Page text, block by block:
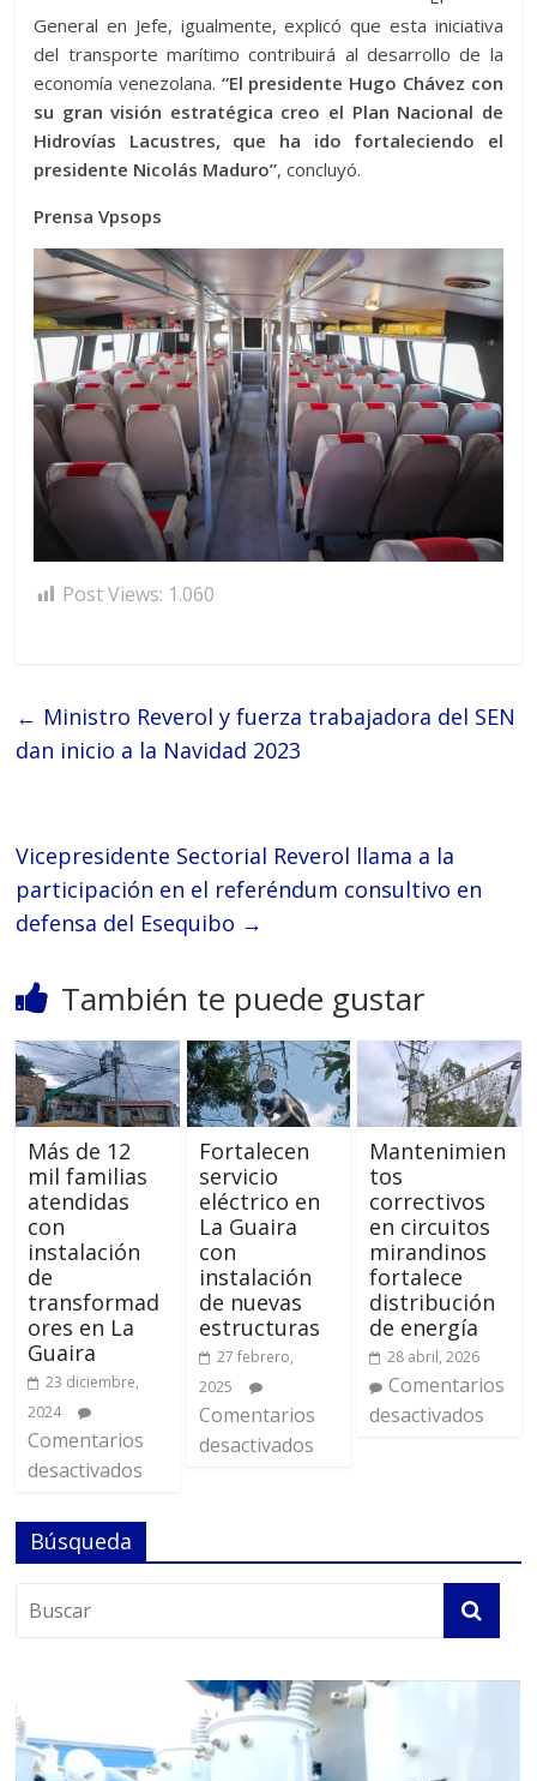
General en Jefe, igualmente, explicó que esta iniciativa
del transporte marítimo contribuirá al desarrollo de la
economía venezolana. “El presidente Hugo Chávez con
su gran visión estratégica creo el Plan Nacional de
Hidrovías Lacustres, que ha ido fortaleciendo el
presidente Nicolás Maduro”, concluyó.
Prensa Vpsops
Post Views: 1.060
← Ministro Reverol y fuerza trabajadora del SEN
dan inicio a la Navidad 2023
Vicepresidente Sectorial Reverol llama a la
participación en el referéndum consultivo en
defensa del Esequibo →
También te puede gustar
Más de 12
mil familias
atendidas
con
instalación
de
transformad
ores en La
Guaira
23 diciembre,
2024
Comentarios
desactivados
Fortalecen
servicio
eléctrico en
La Guaira
con
instalación
de nuevas
estructuras
27 febrero,
2025
Comentarios
desactivados
Mantenimien
tos
correctivos
en circuitos
mirandinos
fortalece
distribución
de energía
28 abril, 2026
Comentarios
desactivados
Búsqueda